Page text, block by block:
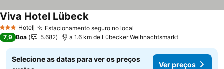
3 EstrelasHotel Estacionamento seguro no local
Viva Hotel Lübeck
7,9 Boa 5.682 a 1.6 km de Lübecker Weihnachtsmarkt
Selecione as datas para ver os preços
Ver preços